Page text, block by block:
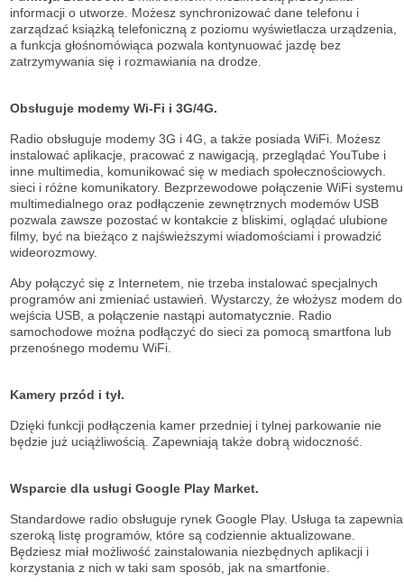
informacji o utworze. Możesz synchronizować dane telefonu i
zarządzać książką telefoniczną z poziomu wyświetlacza urządzenia,
a funkcja głośnomówiąca pozwala kontynuować jazdę bez
zatrzymywania się i rozmawiania na drodze.
Obsługuje modemy Wi-Fi i 3G/4G.
Radio obsługuje modemy 3G i 4G, a także posiada WiFi. Możesz
instalować aplikacje, pracować z nawigacją, przeglądać YouTube i
inne multimedia, komunikować się w mediach społecznościowych.
sieci i różne komunikatory. Bezprzewodowe połączenie WiFi systemu
multimedialnego oraz podłączenie zewnętrznych modemów USB
pozwala zawsze pozostać w kontakcie z bliskimi, oglądać ulubione
filmy, być na bieżąco z najświeższymi wiadomościami i prowadzić
wideorozmowy.
Aby połączyć się z Internetem, nie trzeba instalować specjalnych
programów ani zmieniać ustawień. Wystarczy, że włożysz modem do
wejścia USB, a połączenie nastąpi automatycznie. Radio
samochodowe można podłączyć do sieci za pomocą smartfona lub
przenośnego modemu WiFi.
Kamery przód i tył.
Dzięki funkcji podłączenia kamer przedniej i tylnej parkowanie nie
będzie już uciążliwością. Zapewniają także dobrą widoczność.
Wsparcie dla usługi Google Play Market.
Standardowe radio obsługuje rynek Google Play. Usługa ta zapewnia
szeroką listę programów, które są codziennie aktualizowane.
Będziesz miał możliwość zainstalowania niezbędnych aplikacji i
korzystania z nich w taki sam sposób, jak na smartfonie.